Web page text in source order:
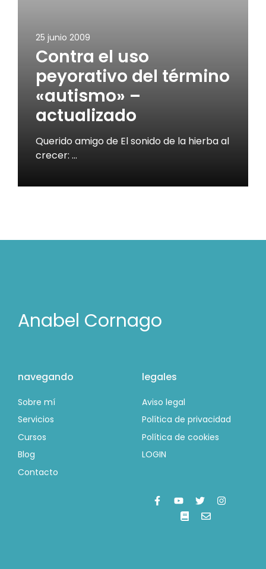
25 junio 2009
Contra el uso
peyorativo del término
«autismo» –
actualizado
Querido amigo de El sonido de la hierba al
crecer: …
Anabel Cornago
navegando
Sobre mí
Servicios
Cursos
Blog
Contacto
legales
Aviso legal
Política de privacidad
Política de cookies
LOGIN